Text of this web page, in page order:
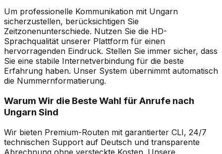
Um professionelle Kommunikation mit Ungarn
sicherzustellen, berücksichtigen Sie
Zeitzonenunterschiede. Nutzen Sie die HD-
Sprachqualität unserer Plattform für einen
hervorragenden Eindruck. Stellen Sie immer sicher, dass
Sie eine stabile Internetverbindung für die beste
Erfahrung haben. Unser System übernimmt automatisch
die Nummernformatierung.
Warum Wir die Beste Wahl für Anrufe nach
Ungarn Sind
Wir bieten Premium-Routen mit garantierter CLI, 24/7
technischen Support auf Deutsch und transparente
Abrechnung ohne versteckte Kosten. Unsere